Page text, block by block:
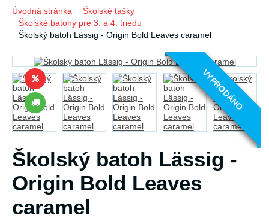
Úvodná stránka
Školské tašky
Školské batohy pre 3. a 4. triedu
Školský batoh Lässig - Origin Bold Leaves caramel
VYPRODÁNO
Školský batoh Lässig -
Origin Bold Leaves
caramel